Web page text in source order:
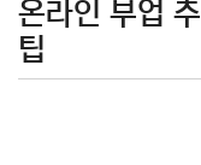
온라인 부업
팁